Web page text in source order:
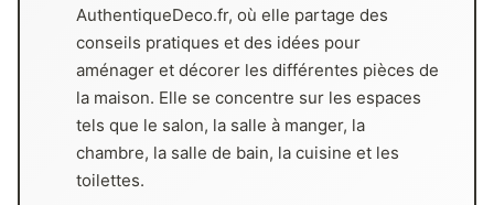
AuthentiqueDeco.fr, où elle partage des
conseils pratiques et des idées pour
aménager et décorer les différentes pièces de
la maison. Elle se concentre sur les espaces
tels que le salon, la salle à manger, la
chambre, la salle de bain, la cuisine et les
toilettes.